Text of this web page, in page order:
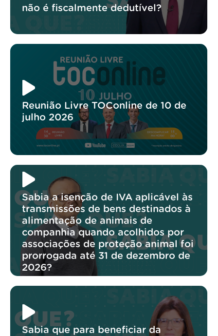
não é fiscalmente dedutível?
Reunião Livre TOConline de 10 de
julho 2026
Sabia a isenção de IVA aplicável às
transmissões de bens destinados à
alimentação de animais de
companhia quando acolhidos por
associações de proteção animal foi
prorrogada até 31 de dezembro de
2026?
Sabia que para beneficiar da